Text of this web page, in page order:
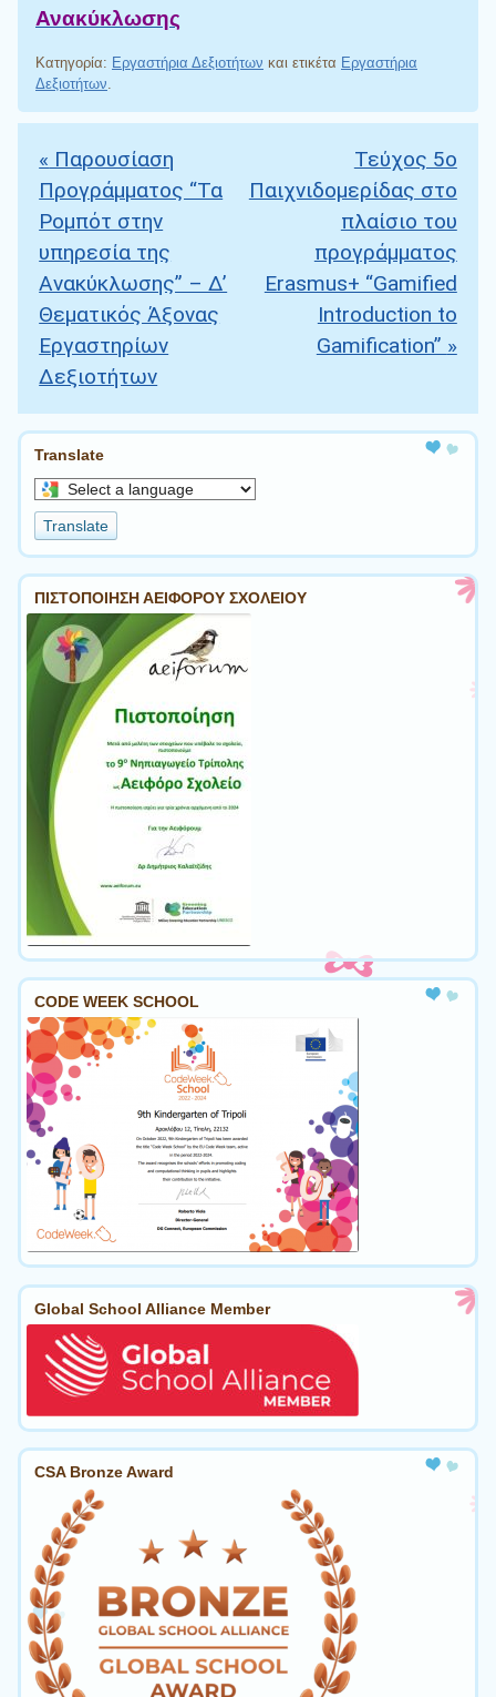
Ανακύκλωσης
Κατηγορία: Εργαστήρια Δεξιοτήτων και ετικέτα Εργαστήρια
Δεξιοτήτων.
Πλοήγηση άρθρων
« Παρουσίαση
Προγράμματος “Τα
Ρομπότ στην
υπηρεσία της
Ανακύκλωσης” – Δ’
Θεματικός Άξονας
Εργαστηρίων
Δεξιοτήτων
Τεύχος 5ο
Παιχνιδομερίδας στο
πλαίσιο του
προγράμματος
Erasmus+ “Gamified
Introduction to
Gamification” »
Translate
Select
a
language
to
translate
this
page
Translate
ΠΙΣΤΟΠΟΙΗΣΗ ΑΕΙΦΟΡΟΥ ΣΧΟΛΕΙΟΥ
CODE WEEK SCHOOL
Global School Alliance Member
CSA Bronze Award